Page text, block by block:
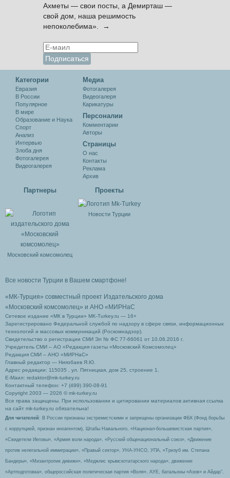
Ахметы — свои посты, а Демирташ —
свой дом, наша решимость
непоколебима». →
Категории
Евразия
В России
Популярное
В мире
Образование и Наука
Спорт
Анализ
Интервью
Злоба дня
Фотогалерея
Видеогалерея
Медиа
Фотогалерея
Видеогалеря
Карикатуры
Персоналии
Комментарии
Авторы
Cтраницы
О нас
Контакты
Реклама
Архив
Партнеры
Московский комсомолец
Проекты
Новости Турции
Все новости Турции в Вашем смартфоне!
«МК-Турция» совместный проект Издательского дома
«Московский комсомолец» и АНО «МИРНаС
Сетевое издание «МК в Турции» MK-Turkey.ru — 16+
Зарегистрировано Федеральной службой по надзору в сфере связи, информационных
технологий и массовых коммуникаций (Роскомнадзор).
Свидетельство о регистрации СМИ Эл № ФС 77-66061 от 10.06.2016 г.
Учредитель СМИ – АО «Редакция газеты «Московский Комсомолец»
Редакция СМИ – АНО «МИРНаС»
Главный редактор — Ниязбаев Я.Ю.
Адрес редакции: 115035 , ул. Пятницкая, дом 25, строение 1.
Е-Маил: redaktor@mk-turkey.ru
Контактный телефон: +7 (499) 390-08-91
Copyright 2003 — 2026 © mk-turkey.ru
Все права защищены. При использовании и цитировании материалов активная ссылка
на сайт mk-turkey.ru обязательна!
Для читателей : В России признаны экстремистскими и запрещены организации ФБК (Фонд борьбы
с коррупцией, признан иноагентом), Штабы Навального, «Национал-большевистская партия»,
«Свидетели Иеговы», «Армия воли народа», «Русский общенациональный союз», «Движение
против нелегальной иммиграции», «Правый сектор», УНА-УНСО, УПА, «Тризуб им. Степана
Бандеры», «Мизантропик дивижн», «Меджлис крымскотатарского народа», движение
«Артподготовка», общероссийская политическая партия «Воля», АУЕ, батальоны «Азов» и Айдар″.